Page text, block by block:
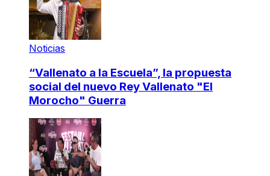
Noticias
“Vallenato a la Escuela”, la propuesta
social del nuevo Rey Vallenato "El
Morocho" Guerra